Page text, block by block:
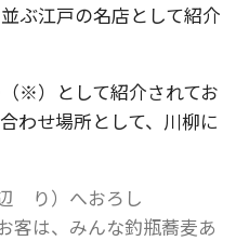
ぶ江戸の名店として紹介
※）として紹介されてお
わせ場所として、川柳に
り）へおろし
客は、みんな釣瓶蕎麦あ